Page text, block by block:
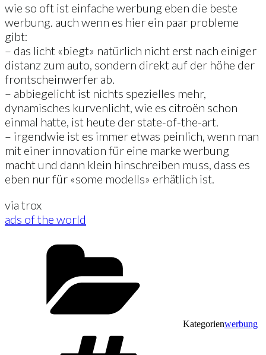
wie so oft ist einfache werbung eben die beste
werbung. auch wenn es hier ein paar probleme
gibt:
– das licht «biegt» natürlich nicht erst nach einiger
distanz zum auto, sondern direkt auf der höhe der
frontscheinwerfer ab.
– abbiegelicht ist nichts spezielles mehr,
dynamisches kurvenlicht, wie es citroën schon
einmal hatte, ist heute der state-of-the-art.
– irgendwie ist es immer etwas peinlich, wenn man
mit einer innovation für eine marke werbung
macht und dann klein hinschreiben muss, dass es
eben nur für «some modells» erhätlich ist.
via trox
ads of the world
Kategorienwerbung